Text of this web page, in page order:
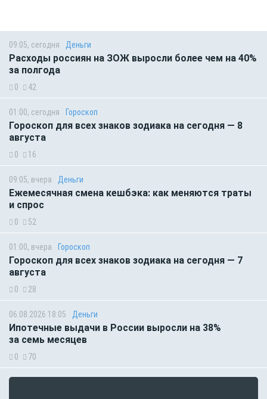
09:05, сегодня Деньги
Расходы россиян на ЗОЖ выросли более чем на 40%
за полгода
0 42
01:00, сегодня Гороскоп
Гороскоп для всех знаков зодиака на сегодня — 8
августа
0 16
09:05, вчера Деньги
Ежемесячная смена кешбэка: как меняются траты
и спрос
0 52
01:00, вчера Гороскоп
Гороскоп для всех знаков зодиака на сегодня — 7
августа
0 28
06.08.2026 18:05 Деньги
Ипотечные выдачи в России выросли на 38%
за семь месяцев
0 70